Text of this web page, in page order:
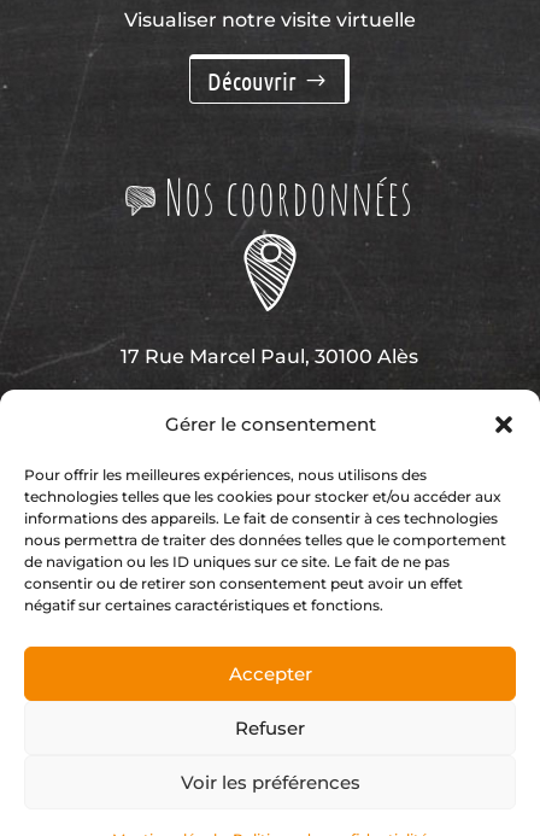
Gérer le consentement
Pour offrir les meilleures expériences, nous utilisons des
technologies telles que les cookies pour stocker et/ou accéder aux
informations des appareils. Le fait de consentir à ces technologies
nous permettra de traiter des données telles que le comportement
de navigation ou les ID uniques sur ce site. Le fait de ne pas
consentir ou de retirer son consentement peut avoir un effet
négatif sur certaines caractéristiques et fonctions.
Accepter
Refuser
Voir les préférences
Visualiser notre visite virtuelle
Découvrir
Nos coordonnées
17 Rue Marcel Paul, 30100 Alès
04 66 43 35 76
urbanparc.ales@gmail.com
Index LD création de sites internet &